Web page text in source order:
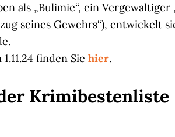
als „Bulimie“, ein
seines Gewehrs“), entwickelt
finden Sie hier.
Krimibestenliste